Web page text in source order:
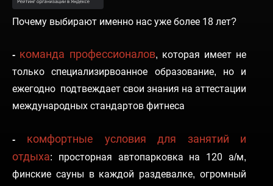
Почему выбирают именно нас уже более 18 лет?
- команда профессионалов, которая имеет не
только специализирвоанное образование, но и
ежегодно подтвеждает свои знания на аттестации
международных стандартов фитнеса
-
комфортные условия для занятий и
отдыха: просторная автопарковка на 120 а/м,
финские сауны в каждой раздевалке, огромный